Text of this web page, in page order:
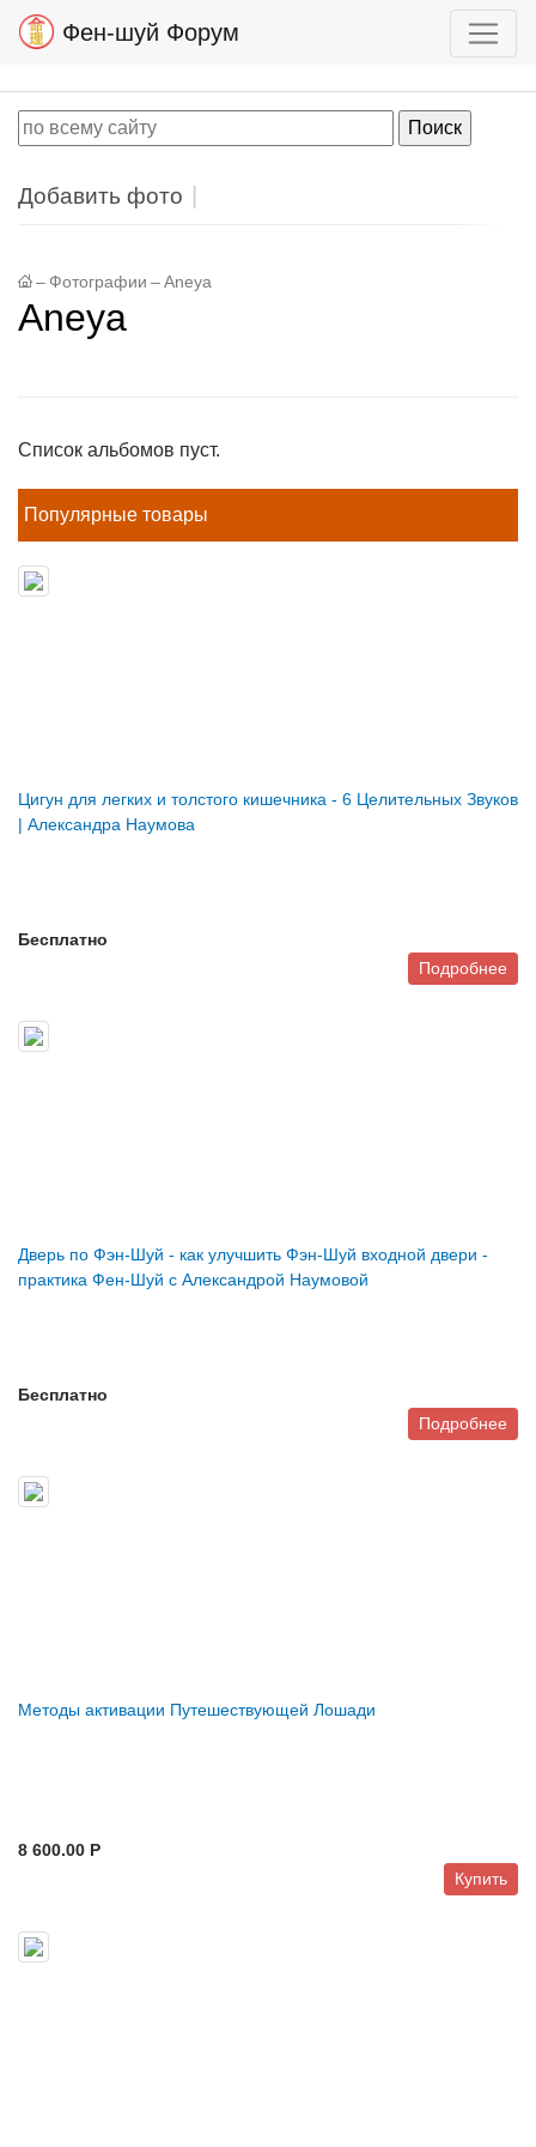
Фен-шуй Форум
Добавить фото
– Фотографии – Aneya
Aneya
Список альбомов пуст.
Популярные товары
Цигун для легких и толстого кишечника - 6 Целительных Звуков
| Александра Наумова
Бесплатно
Подробнее
Дверь по Фэн-Шуй - как улучшить Фэн-Шуй входной двери -
практика Фен-Шуй с Александрой Наумовой
Бесплатно
Подробнее
Методы активации Путешествующей Лошади
8 600.00 P
Купить